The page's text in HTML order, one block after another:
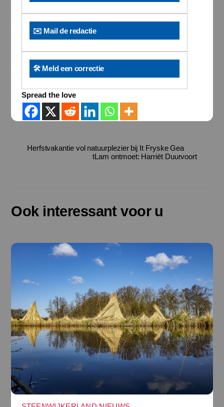
✉️ Mail de redactie
🛠️ Meld een correctie
Spread the love
Herfstvakantie vol natuurplezier bij It Fryske Gea
tLam ontmoet: Harriët Duurvoort
Ook interessant voor u